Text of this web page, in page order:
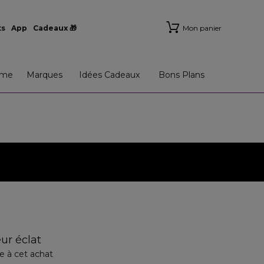
App Cadeaux 🎁 Mon panier
Marques Idées Cadeaux Bons Plans
éclat
à cet achat